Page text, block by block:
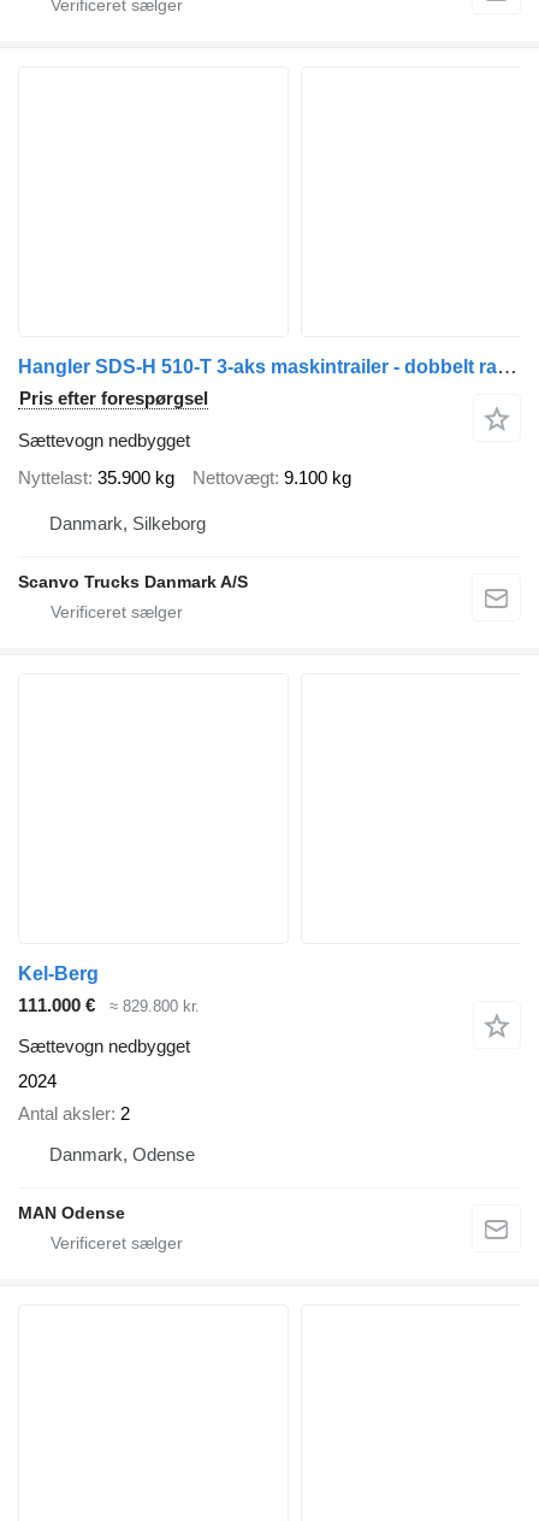
Hangler SDS-H 510-T 3-aks maskintrailer - dobbelt ramper
Pris efter forespørgsel
Sættevogn nedbygget
Nyttelast 35.900 kg Nettovægt 9.100 kg
Danmark, Silkeborg
Scanvo Trucks Danmark A/S
Kel-Berg
111.000 €
≈ 829.800 kr.
Sættevogn nedbygget
2024
Antal aksler 2
Danmark, Odense
MAN Odense